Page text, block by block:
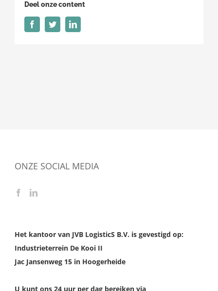
Deel onze content
FacebookTwitterLinkedIn
ONZE SOCIAL MEDIA
Het kantoor van JVB LogisticS B.V. is gevestigd op:
Industrieterrein De Kooi II
Jac Jansenweg 15 in Hoogerheide
U kunt ons 24 uur per dag bereiken via